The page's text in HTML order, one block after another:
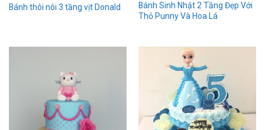
Bánh thôi nôi 3 tầng vịt Donald
Bánh Sinh Nhật 2 Tầng Đẹp Với
Thỏ Punny Và Hoa Lá